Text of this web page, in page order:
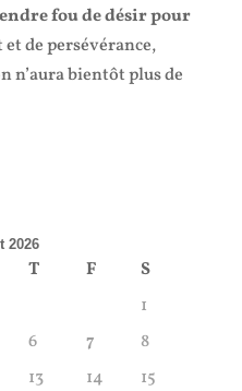
fou de désir pour
et de persévérance,
n’aura bientôt plus de
2026
T F
S
1
6 7
8
13 14
15